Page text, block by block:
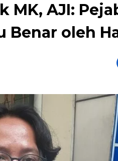
MK, AJI:
Benar oleh